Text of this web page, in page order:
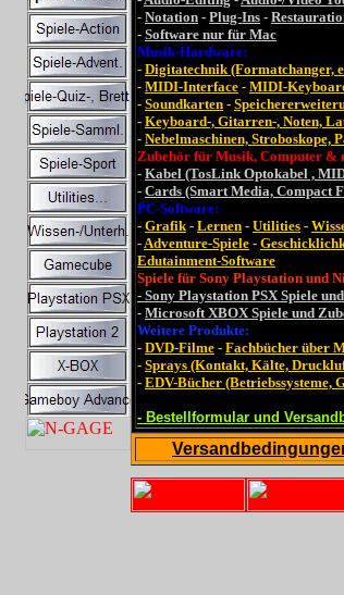
- Notation - Plug-Ins -
- Software nur für Mac
Musik-Hardware:
- Digitatechnik (Formatchanger,
- MIDI-Interface - MIDI-
- Soundkarten -
- Keyboard-, Gitarren-, Noten,
- Nebelmaschinen, Stroboskope,
Zubehör für Musik, Computer &
- Kabel (TosLink Optokabel ,
- Cards (Smart Media, Compact
PC-Software:
- Grafik- Lernen - Utilities -
-Adventure-Spiele -
Edutainment-Software
Spiele für Sony Playstation und
- Sony Playstation PSX Spiele
- Microsoft XBOX Spiele und
Weitere Produkte:
- DVD-Filme - Fachbücher über
- Sprays (Kontakt, Kälte,
- EDV-Bücher (Betriebssysteme,
- Bestellformular und